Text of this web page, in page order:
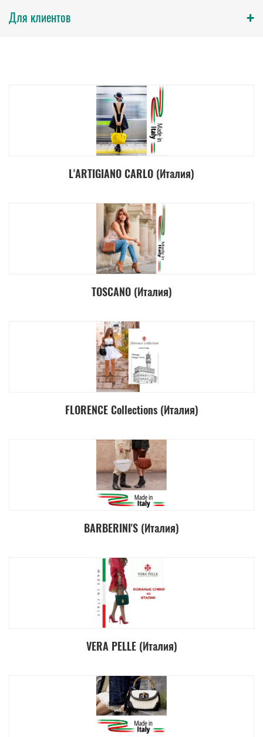
Для клиентов +
L'ARTIGIANO CARLO (Италия)
TOSCANO (Италия)
FLORENCE Collections (Италия)
BARBERINI'S (Италия)
VERA PELLE (Италия)